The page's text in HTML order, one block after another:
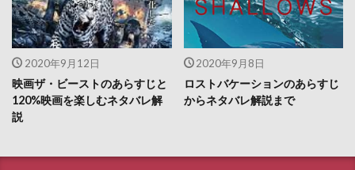
2020年9月12日
映画ザ・ビーストのあらすじと
120%映画を楽しむネタバレ解
説
2020年9月8日
ロストバケーションのあらすじ
からネタバレ解説まで